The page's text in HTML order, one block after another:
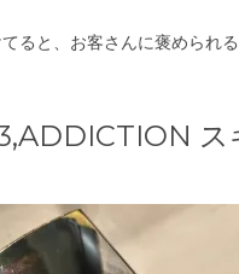
ると、お客さんに褒められる